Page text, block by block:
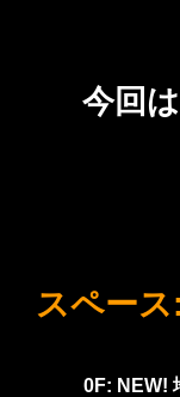
今回
スペース:
0F: NEW!